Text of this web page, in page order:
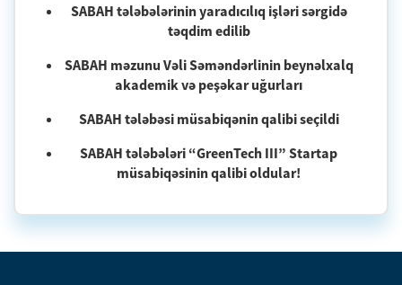
SABAH tələbələrinin yaradıcılıq işləri sərgidə
təqdim edilib
SABAH məzunu Vəli Səməndərlinin beynəlxalq
akademik və peşəkar uğurları
SABAH tələbəsi müsabiqənin qalibi seçildi
SABAH tələbələri “GreenTech III” Startap
müsabiqəsinin qalibi oldular!